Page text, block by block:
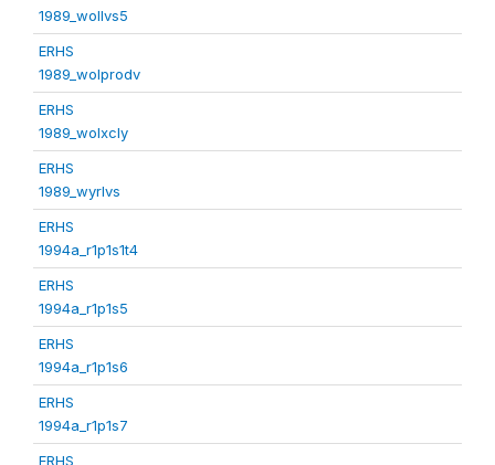
1989_wollvs5
ERHS
1989_wolprodv
ERHS
1989_wolxcly
ERHS
1989_wyrlvs
ERHS
1994a_r1p1s1t4
ERHS
1994a_r1p1s5
ERHS
1994a_r1p1s6
ERHS
1994a_r1p1s7
ERHS